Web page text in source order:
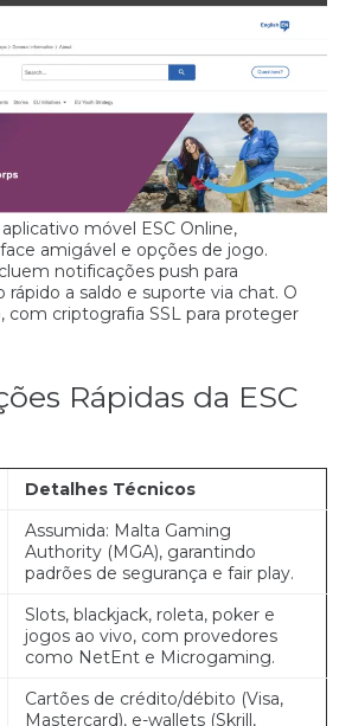
móvel ESC Online,
amigável e opções de jogo.
notificações push para
rápido a saldo e suporte via chat. O
com criptografia SSL para proteger
Rápidas da ESC
Detalhes Técnicos
Assumida: Malta Gaming
Authority (MGA), garantindo
padrões de segurança e fair play.
Slots, blackjack, roleta, poker e
jogos ao vivo, com provedores
como NetEnt e Microgaming.
Cartões de crédito/débito (Visa,
Mastercard), e-wallets (Skrill,